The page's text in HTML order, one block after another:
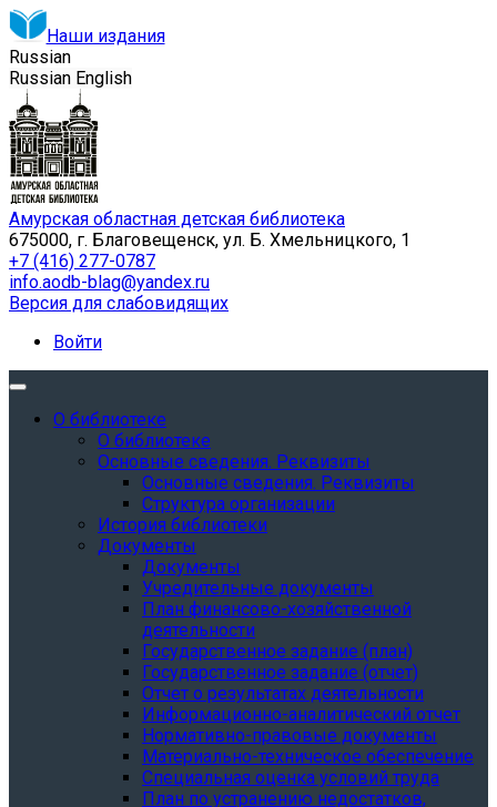
Наши издания
Russian
Russian English
Амурская областная детская библиотека
675000, г. Благовещенск, ул. Б. Хмельницкого, 1
+7 (416) 277-0787
info.aodb-blag@yandex.ru
Версия для слабовидящих
Войти
О библиотеке
О библиотеке
Основные сведения. Реквизиты
Основные сведения. Реквизиты
Структура организации
История библиотеки
Документы
Документы
Учредительные документы
План финансово-хозяйственной
деятельности
Государственное задание (план)
Государственное задание (отчет)
Отчет о результатах деятельности
Информационно-аналитический отчет
Нормативно-правовые документы
Материально-техническое обеспечение
Специальная оценка условий труда
План по устранению недостатков,